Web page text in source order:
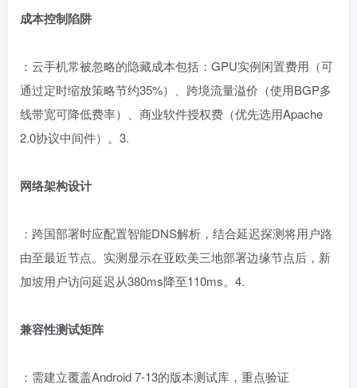
成本控制陷阱
：云手机常被忽略的隐藏成本包括：GPU实例闲置费用（可
通过定时缩放策略节约35%）、跨境流量溢价（使用BGP多
线带宽可降低费率）、商业软件授权费（优先选用Apache
2.0协议中间件）。3.
网络架构设计
：跨国部署时应配置智能DNS解析，结合延迟探测将用户路
由至最近节点。实测显示在亚欧美三地部署边缘节点后，新
加坡用户访问延迟从380ms降至110ms。4.
兼容性测试矩阵
：需建立覆盖Android 7-13的版本测试库，重点验证